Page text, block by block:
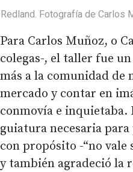
Redland. Fotografía de Carlos
Para Carlos Muñoz, o
colegas-, el taller fue
más a la comunidad de
mercado y contar en
conmovía e inquietaba.
guiatura necesaria
con propósito -“no vale
y también agradeció la